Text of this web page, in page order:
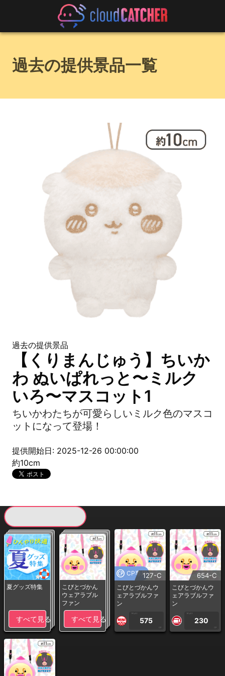
過去の提供景品一覧
過去の提供景品
【くりまんじゅう】ちいか
わ ぬいぱれっと〜ミルク
いろ〜マスコット1
ちいかわたちが可愛らしいミルク色のマスコ
ットになって登場！
提供開始日: 2025-12-26 00:00:00
約10cm
夏グッズ特集
すべて見る
こびとづかん
ウェアラブル
ファン
すべて見る
CP専用127-C
こびとづかんウ
ェアラブルファ
ン
1PLAY
575
CP
654-C
こびとづかんウ
ェアラブルファ
ン
1PLAY
230
CP